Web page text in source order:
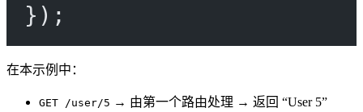
});
在本示例中：
GET /user/5 → 由第一个路由处理 → 返回 “User 5”